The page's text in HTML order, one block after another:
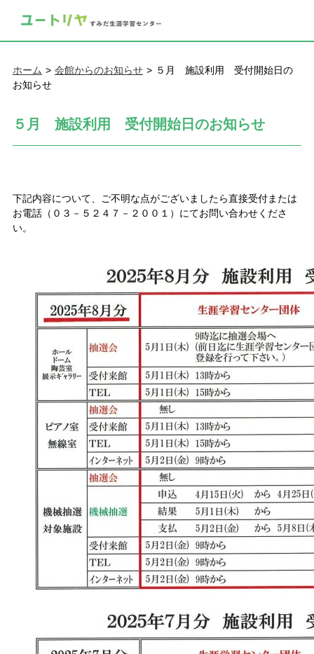
ホーム 会館からのお知らせ
５月 施設利用 受付開始日の
お知らせ
５月 施設利用 受付開始日のお知らせ
下記内容について、ご不明な点がございましたら直接受付または
お電話（０３－５２４７－２００１）にてお問い合わせくださ
い。